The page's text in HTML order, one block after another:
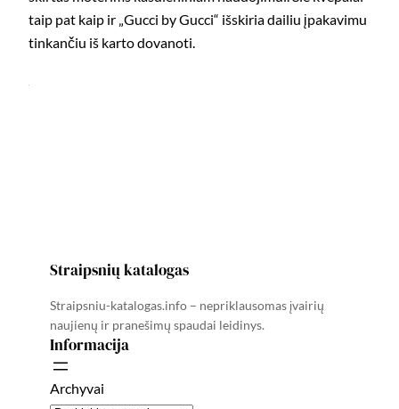
taip pat kaip ir „Gucci by Gucci“ išskiria dailiu įpakavimu
tinkančiu iš karto dovanoti.
Straipsnių katalogas
Straipsniu-katalogas.info – nepriklausomas įvairių
naujienų ir pranešimų spaudai leidinys.
Informacija
Archyvai